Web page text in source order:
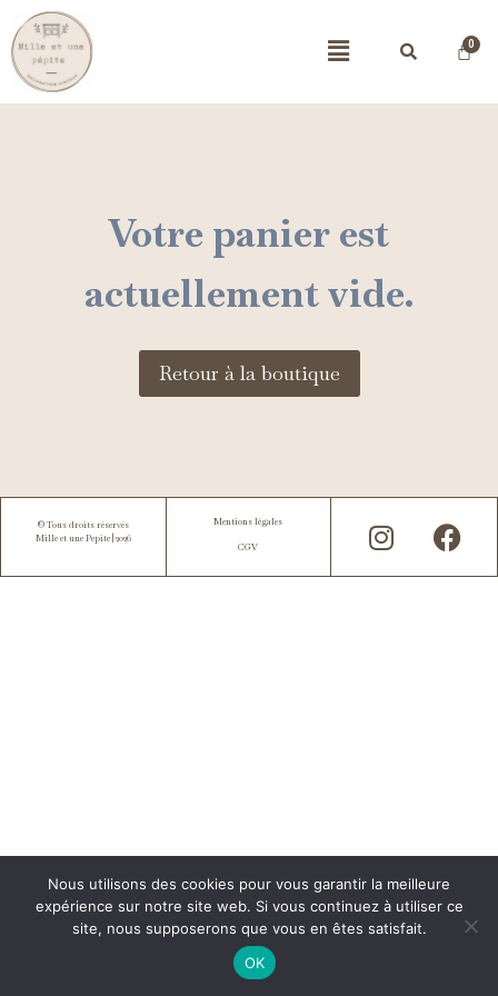
Votre panier est
actuellement vide.
Retour à la boutique
© Tous droits réservés
Mille et une Pepite | 2026
Mentions légales
CGV
Nous utilisons des cookies pour vous garantir la meilleure
expérience sur notre site web. Si vous continuez à utiliser ce
site, nous supposerons que vous en êtes satisfait.
OK